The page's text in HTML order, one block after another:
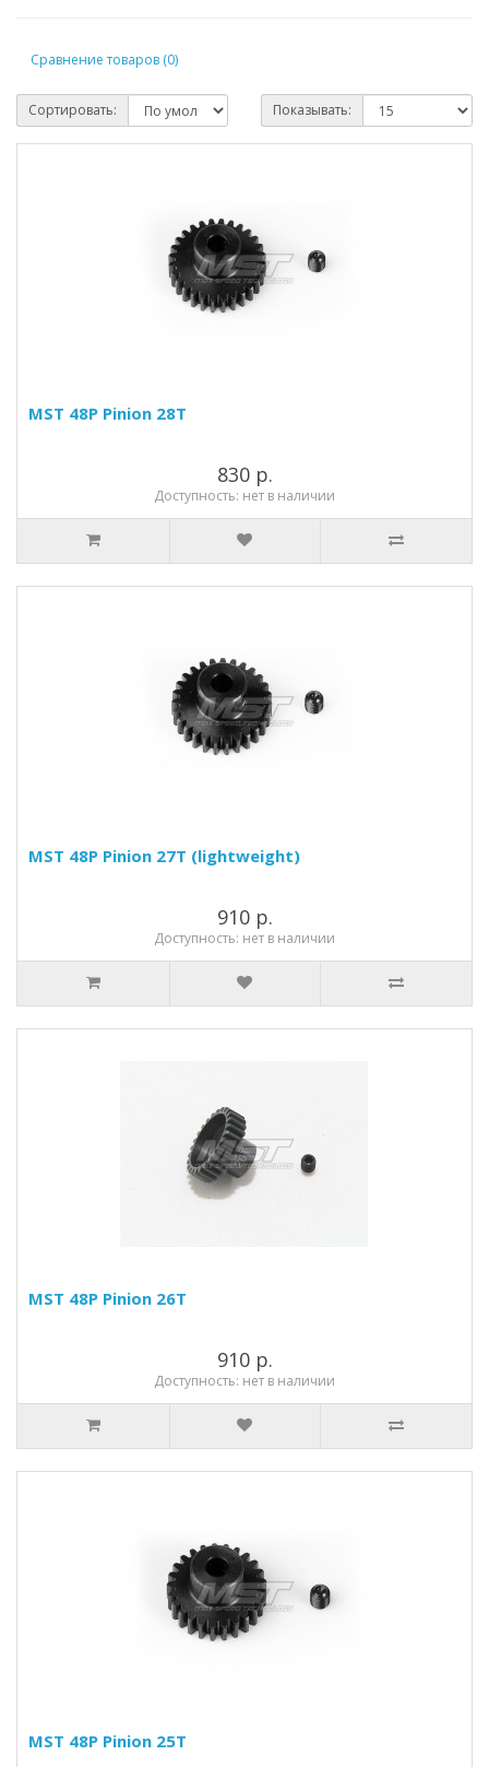
Сравнение товаров (0)
Сортировать: Показывать:
MST 48P Pinion 28T
830 р.
Доступность: нет в наличии
MST 48P Pinion 27T (lightweight)
910 р.
Доступность: нет в наличии
MST 48P Pinion 26T
910 р.
Доступность: нет в наличии
MST 48P Pinion 25T